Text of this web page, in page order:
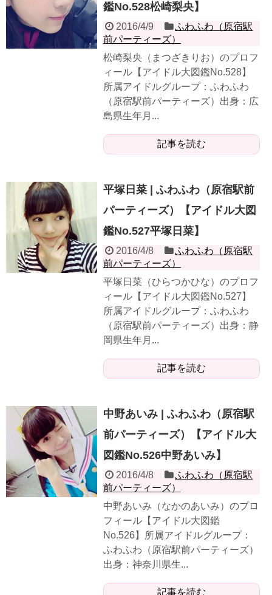
鑑No.528松崎梨央】
2016/4/9
ふわふわ（原宿駅
前パーティーズ）
松崎梨央（まつざきりお）のプロフ
ィール【アイドル大図鑑No.528】
所属アイドルグループ：ふわふわ
（原宿駅前パーティーズ）出身：広
島県生年月...
記事を読む
平塚日菜 | ふわふわ（原宿駅前
パーティーズ）【アイドル大図
鑑No.527平塚日菜】
2016/4/8
ふわふわ（原宿駅
前パーティーズ）
平塚日菜（ひらつかひな）のプロフ
ィール【アイドル大図鑑No.527】
所属アイドルグループ：ふわふわ
（原宿駅前パーティーズ）出身：静
岡県生年月...
記事を読む
中野あいみ | ふわふわ（原宿駅
前パーティーズ）【アイドル大
図鑑No.526中野あいみ】
2016/4/8
ふわふわ（原宿駅
前パーティーズ）
中野あいみ（なかのあいみ）のプロ
フィール【アイドル大図鑑
No.526】所属アイドルグループ：
ふわふわ（原宿駅前パーティーズ）
出身：神奈川県生...
記事を読む